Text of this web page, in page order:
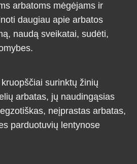
arbatoms mėgėjams ir
daugiau apie arbatos
naudą sveikatai, sudėti,
surinktų žinių
arbatas, jų naudingąsias
neįprastas arbatas,
parduotuvių lentynose